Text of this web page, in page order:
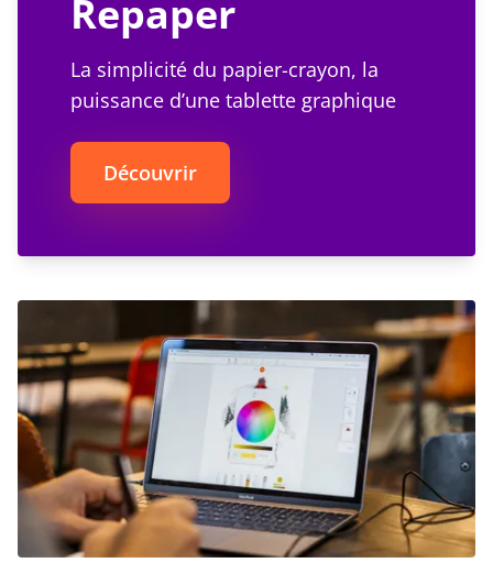
Repaper
La simplicité du papier-crayon, la
puissance d’une tablette graphique
Découvrir